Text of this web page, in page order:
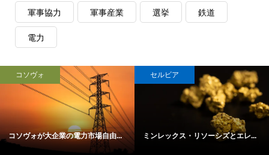
軍事協力 軍事産業 選挙 鉄道
電力
コソヴォ
コソヴォが大企業の電力市場自由...
セルビア
ミンレックス・リソーシズとエレ...